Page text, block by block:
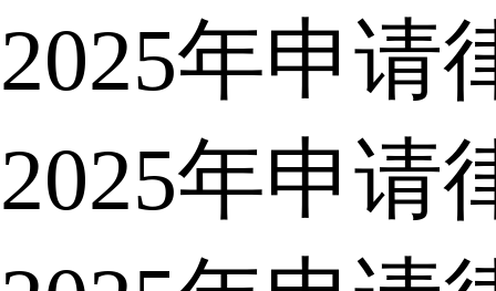
2025年申请
2025年申请